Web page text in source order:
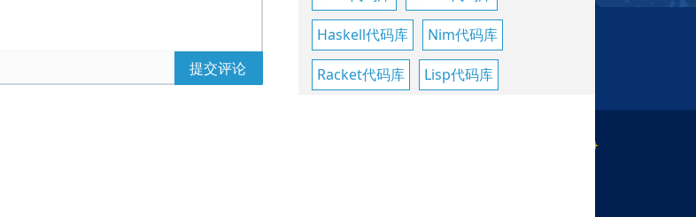
提交评论
Haskell代码库 Nim代码库
Racket代码库 Lisp代码库